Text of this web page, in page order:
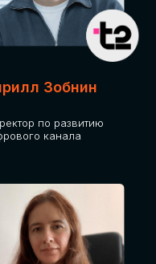
Зобнин
по развитию
канала